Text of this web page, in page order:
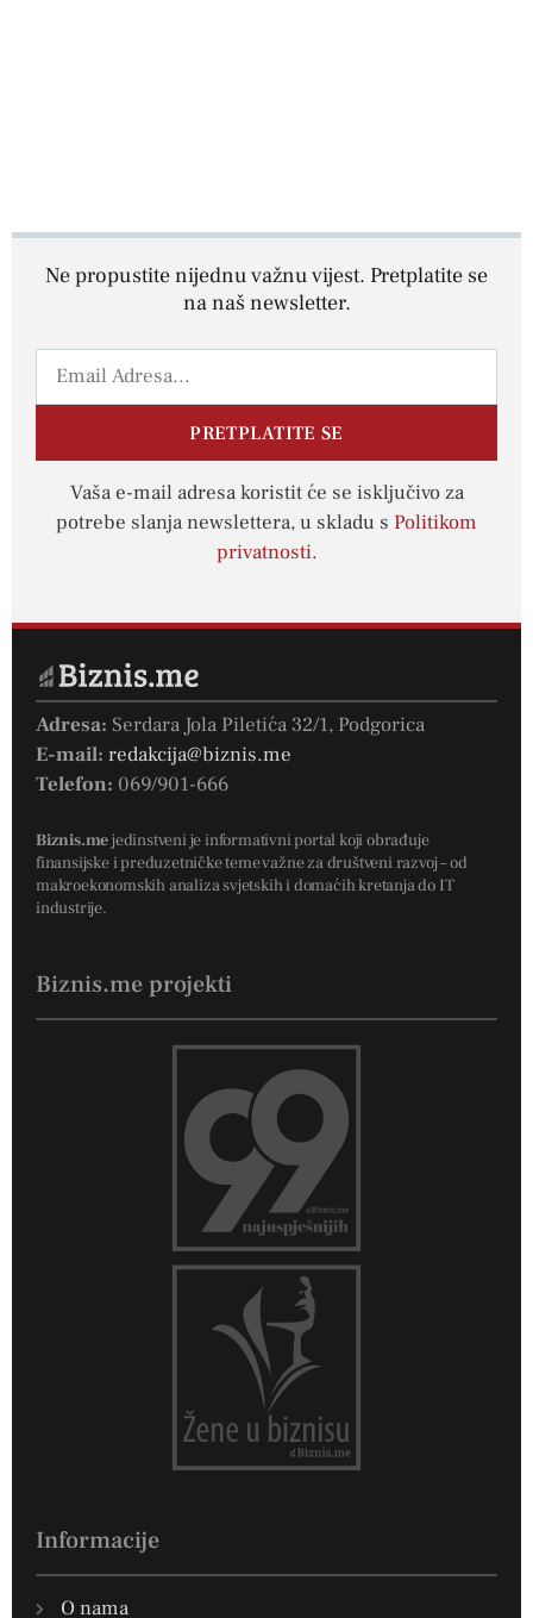
Ne propustite nijednu važnu vijest. Pretplatite se
na naš newsletter.
PRETPLATITE SE
Vaša e-mail adresa koristit će se isključivo za
potrebe slanja newslettera, u skladu s Politikom
privatnosti.
Adresa: Serdara Jola Piletića 32/1, Podgorica
E-mail: redakcija@biznis.me
Telefon: 069/901-666
Biznis.mejedinstveni je informativni portal koji obrađuje
finansijske i preduzetničke teme važne za društveni razvoj – od
makroekonomskih analiza svjetskih i domaćih kretanja do IT
industrije.
Biznis.me projekti
Informacije
O nama